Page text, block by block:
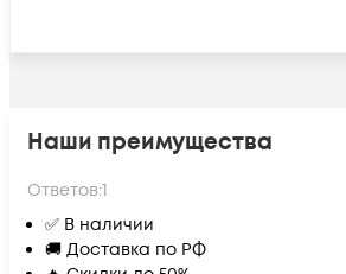
Наши преимущества
Ответов:1
✅ В наличии
🚚 Доставка по РФ